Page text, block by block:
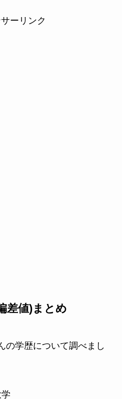
ーリンク
差値)まとめ
の学歴について調べまし